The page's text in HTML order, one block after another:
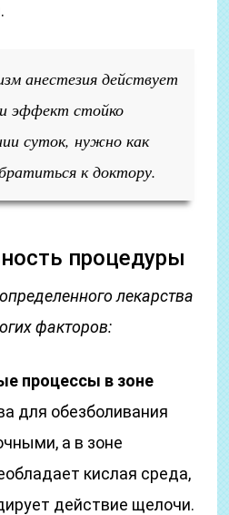
анестезия действует
эффект стойко
суток, нужно как
к доктору.
процедуры
лекарства
факторов:
процессы в зоне
для обезболивания
а в зоне
кислая среда,
действие щелочи.